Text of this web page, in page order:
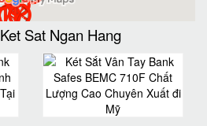
Ket Sat Ngan Hang